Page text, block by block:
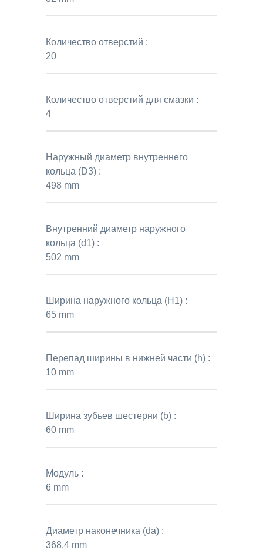
Количество отверстий :
20
Количество отверстий для смазки :
4
Наружный диаметр внутреннего
кольца (D3) :
498 mm
Внутренний диаметр наружного
кольца (d1) :
502 mm
Ширина наружного кольца (H1) :
65 mm
Перепад ширины в нижней части (h) :
10 mm
Ширина зубьев шестерни (b) :
60 mm
Модуль :
6 mm
Диаметр наконечника (da) :
368.4 mm